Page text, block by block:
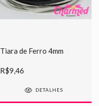
Tiara de Ferro 4mm
R$9,46
DETALHES